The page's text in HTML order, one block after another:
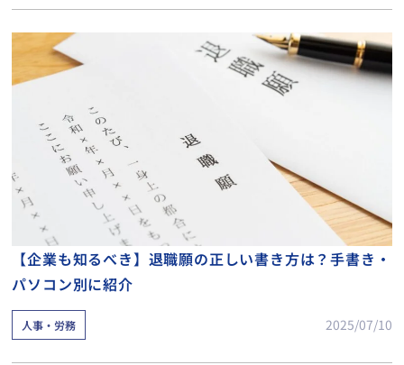
【企業も知るべき】退職願の正しい書き方は？手書き・
パソコン別に紹介
人事・労務 2025/07/10